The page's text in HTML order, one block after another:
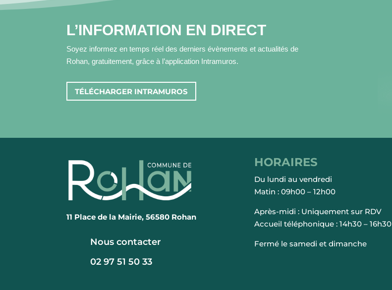
L’INFORMATION EN DIRECT
Soyez informez en temps réel des derniers évènements et actualités de
Rohan, gratuitement, grâce à l’application Intramuros.
TÉLÉCHARGER INTRAMUROS
11 Place de la Mairie, 56580 Rohan
Nous contacter
02 97 51 50 33
HORAIRES
Du lundi au vendredi
Matin : 09h00 – 12h00
Après-midi : Uniquement sur RDV
Accueil téléphonique : 14h30 – 16h30
Fermé le samedi et dimanche